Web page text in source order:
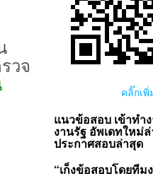
วจ
คลิ๊กเพิ่
แนวข้อสอบ เข้าทำ
งานรัฐ อัพเดทใหม่
ประกาศสอบล่าสุด
“เก็งข้อสอบโดยทีม